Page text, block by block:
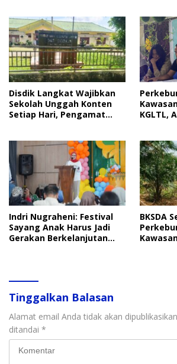
Disdik Langkat Wajibkan
Sekolah Unggah Konten
Setiap Hari, Pengamat
KGLTL,
Indri Nugraheni: Festival
Sayang Anak Harus Jadi
Gerakan Berkelanjutan
BKSDA
Tinggalkan Balasan
Alamat email Anda tidak akan
ditandai *